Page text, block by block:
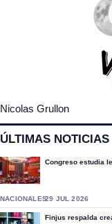
Nicolas Grullon
ÚLTIMAS NOTICIAS
Congreso estudia
NACIONALES29 JUL 2026
Finjus respalda